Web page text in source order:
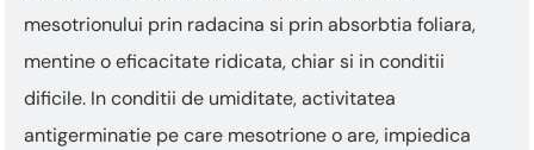
mesotrionului prin radacina si prin absorbtia foliara,
mentine o eficacitate ridicata, chiar si in conditii
dificile. In conditii de umiditate, activitatea
antigerminatie pe care mesotrione o are, impiedica